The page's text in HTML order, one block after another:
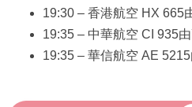
19:30 – 香港航空 HX 665
19:35 – 中華航空 CI 935
19:35 – 華信航空 AE